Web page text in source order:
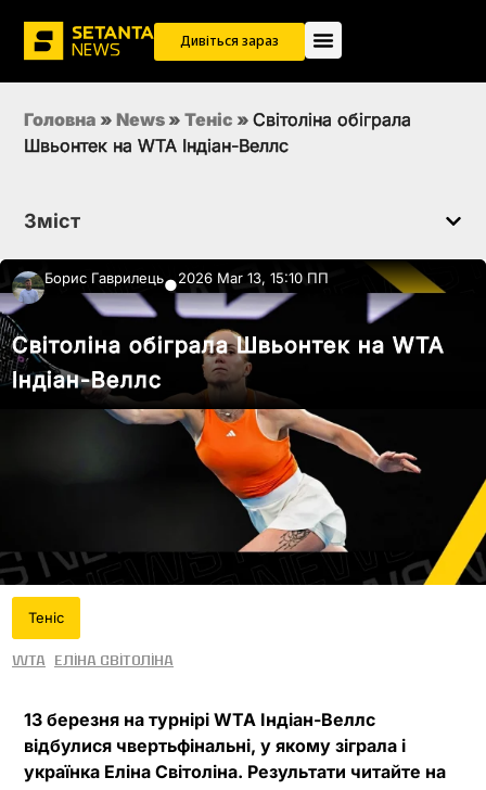
Дивіться зараз
Головна » News » Теніс » Світоліна обіграла
Швьонтек на WTA Індіан-Веллс
Зміст
Борис Гаврилець●2026 Mar 13, 15:10 ПП
Світоліна обіграла Швьонтек на WTA
Індіан-Веллс
Теніс
WTA Еліна Світоліна
13 березня на турнірі WTA Індіан-Веллс
відбулися чвертьфінальні, у якому зіграла і
українка Еліна Світоліна. Результати читайте на